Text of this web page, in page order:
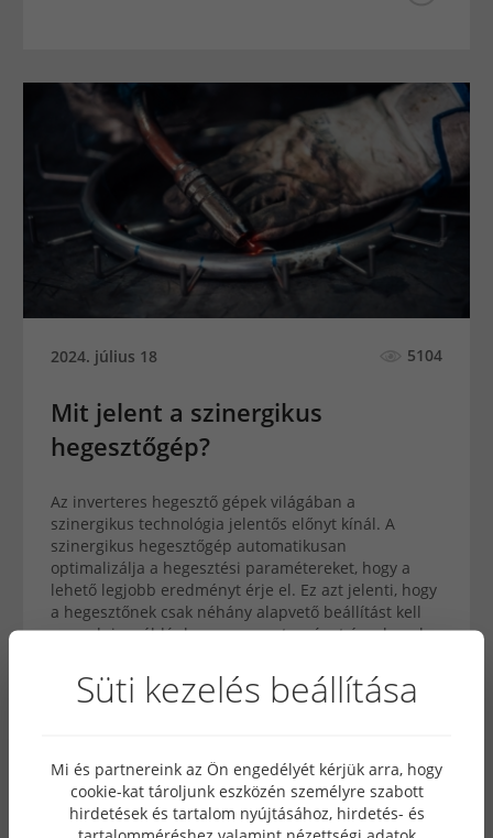
2024. július 18 5104
Mit jelent a szinergikus
hegesztőgép?
Az inverteres hegesztő gépek világában a
szinergikus technológia jelentős előnyt kínál. A
szinergikus hegesztőgép automatikusan
optimalizálja a hegesztési paramétereket, hogy a
lehető legjobb eredményt érje el. Ez azt jelenti, hogy
a hegesztőnek csak néhány alapvető beállítást kell
megadnia, például az anyagvastagságot és a huzal
Süti kezelés beállítása
Mi és partnereink az Ön engedélyét kérjük arra, hogy
cookie-kat tároljunk eszközén személyre szabott
hirdetések és tartalom nyújtásához, hirdetés- és